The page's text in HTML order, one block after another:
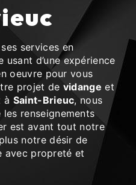
services en
usant d’une expérience
oeuvre pour vous
projet de vidange et
à Saint-Brieuc, nous
renseignements
est avant tout notre
notre désir de
avec propreté et